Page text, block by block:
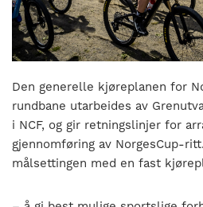
bli
folkesport.
Den generelle kjøreplanen for
rundbane utarbeides av
i NCF, og gir retningslinjer for
gjennomføring av NorgesCup-ritt.
målsettingen med en fast